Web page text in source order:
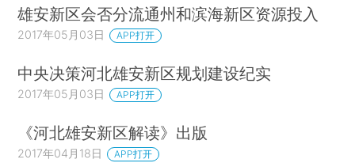
雄安新区会否分流通州和滨海新区资源投入
2017年05月03日 APP打开
中央决策河北雄安新区规划建设纪实
2017年05月03日 APP打开
《河北雄安新区解读》出版
2017年04月18日 APP打开